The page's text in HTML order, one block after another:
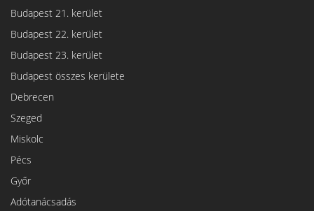
Budapest 21. kerület
Budapest 22. kerület
Budapest 23. kerület
Budapest összes kerülete
Debrecen
Szeged
Miskolc
Pécs
Győr
Adótanácsadás